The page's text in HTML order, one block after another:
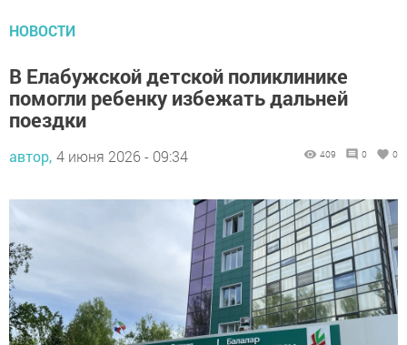
НОВОСТИ
В Елабужской детской поликлинике
помогли ребенку избежать дальней
поездки
автор, 4 июня 2026 - 09:34 409 0 0